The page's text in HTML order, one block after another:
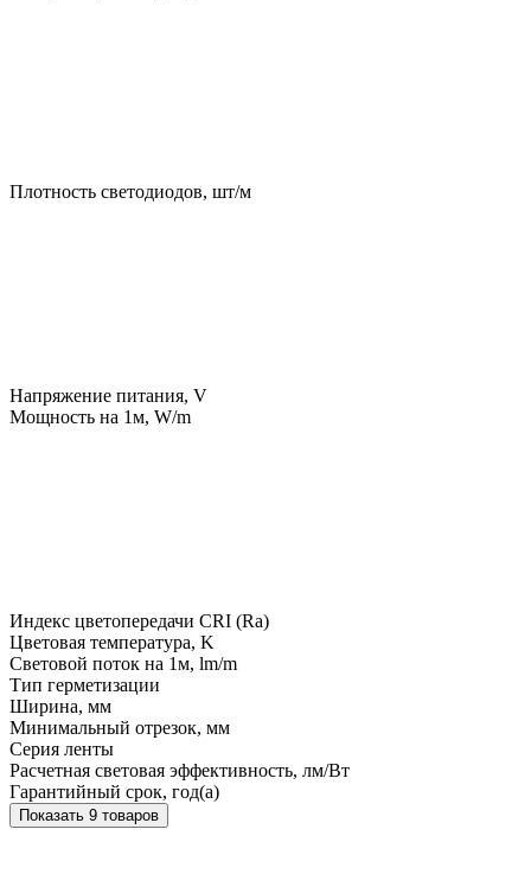
Плотность светодиодов, шт/м
Напряжение питания, V
Мощность на 1м, W/m
Индекс цветопередачи CRI (Ra)
Цветовая температура, K
Световой поток на 1м, lm/m
Тип герметизации
Ширина, мм
Минимальный отрезок, мм
Серия ленты
Расчетная световая эффективность, лм/Вт
Гарантийный срок, год(а)
Показать 9 товаров